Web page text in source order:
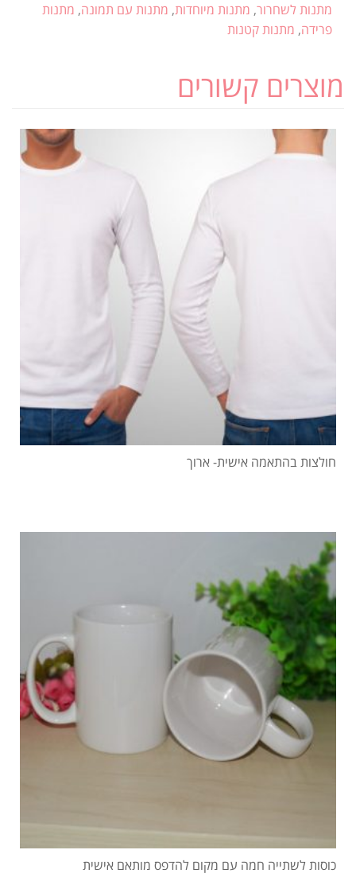
מתנות לשחרור, מתנות מיוחדות, מתנות עם תמונה, מתנות
פרידה, מתנות קטנות
מוצרים קשורים
חולצות בהתאמה אישית- ארוך
כוסות לשתייה חמה עם מקום להדפס מותאם אישית